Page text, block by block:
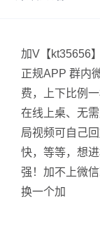
加V【kt35656
正规APP 群内
费，上下比例
在线上桌、无
局视频可自己
快，等等，想
强！加不上微
换一个加